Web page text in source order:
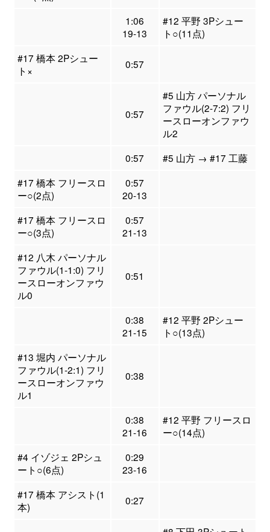
1:06
19-13
#12 平野 3Pシュー
ト○(11点)
#17 橋本 2Pシュー
ト×
0:57
0:57
#5 山方 パーソナル
ファウル(2-7:2) フリ
ースローオンファウ
ル2
0:57
#5 山方 → #17 工藤
#17 橋本 フリースロ
ー○(2点)
0:57
20-13
#17 橋本 フリースロ
ー○(3点)
0:57
21-13
#12 八木 パーソナル
ファウル(1-1:0) フリ
ースローオンファウ
ル0
0:51
0:38
21-15
#12 平野 2Pシュー
ト○(13点)
#13 堀内 パーソナル
ファウル(1-2:1) フリ
ースローオンファウ
ル1
0:38
0:38
21-16
#12 平野 フリースロ
ー○(14点)
#4 イゾジェ 2Pシュ
ート○(6点)
0:29
23-16
#17 橋本 アシスト(1
本)
0:27